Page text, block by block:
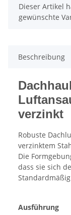
x
Dieser Artikel
gewünschte
Beschreibung
verzinkt
Robuste
verzinktem
Die
dass sie sich
Ausführung